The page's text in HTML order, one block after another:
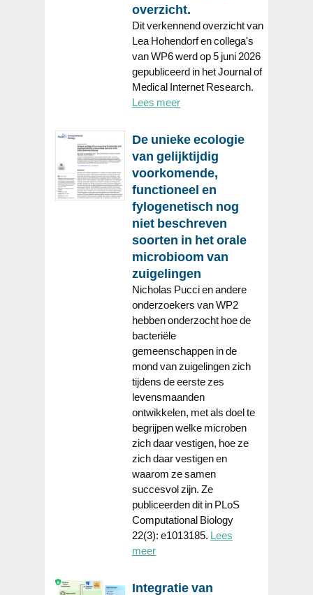
overzicht.
Dit verkennend overzicht van
Lea Hohendorf en collega's
van WP6 werd op 5 juni 2026
gepubliceerd in het Journal of
Medical Internet Research.
Lees meer
De unieke ecologie
van gelijktijdig
voorkomende,
functioneel en
fylogenetisch nog
niet beschreven
soorten in het orale
microbioom van
zuigelingen
Nicholas Pucci en andere
onderzoekers van WP2
hebben onderzocht hoe de
bacteriële
gemeenschappen in de
mond van zuigelingen zich
tijdens de eerste zes
levensmaanden
ontwikkelen, met als doel te
begrijpen welke microben
zich daar vestigen, hoe ze
zich daar vestigen en
waarom ze samen
succesvol zijn. Ze
publiceerden dit in PLoS
Computational Biology
22(3): e1013185. Lees
meer
Integratie van